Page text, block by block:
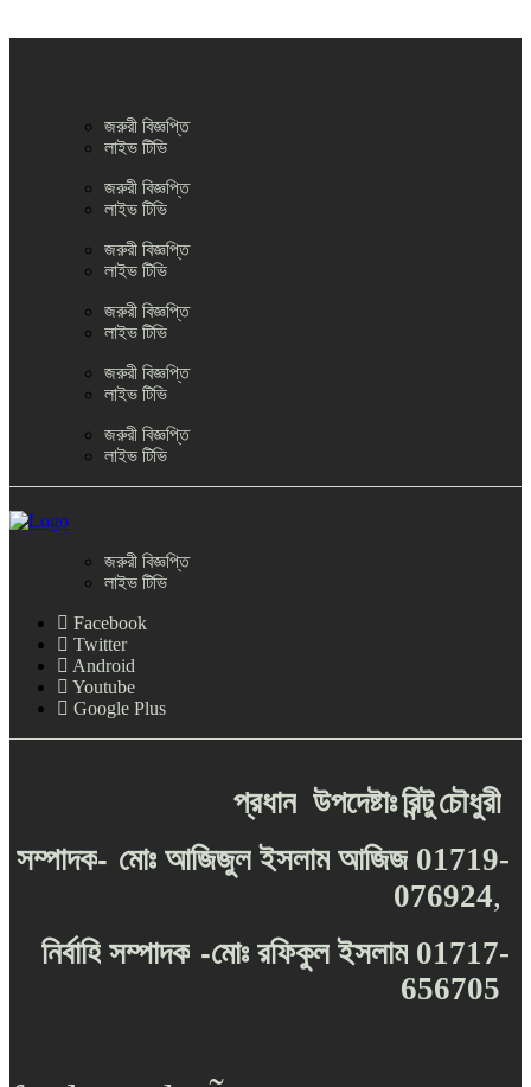
জরুরী বিজ্ঞপ্তি
লাইভ টিভি
জরুরী বিজ্ঞপ্তি
লাইভ টিভি
জরুরী বিজ্ঞপ্তি
লাইভ টিভি
জরুরী বিজ্ঞপ্তি
লাইভ টিভি
জরুরী বিজ্ঞপ্তি
লাইভ টিভি
জরুরী বিজ্ঞপ্তি
লাইভ টিভি
জরুরী বিজ্ঞপ্তি
লাইভ টিভি
Facebook
Twitter
Android
Youtube
Google Plus
প্রধান উপদেষ্টাঃরিন্টুচৌধুরী
সম্পাদক- মোঃ আজিজুল ইসলাম আজিজ 01719-
076924,
নির্বাহি সম্পাদক -মোঃ রফিকুল ইসলাম 01717-
656705